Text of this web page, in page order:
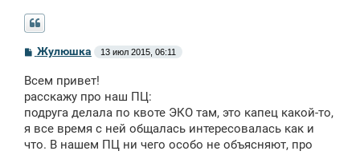
С
о
б
щ
н
и
Жулюшка 13 июл 2015, 06:11
Всем привет!
расскажу про наш ПЦ:
подруга делала по квоте ЭКО там, это капец какой-то,
я все время с ней общалась интересовалась как и
что. В нашем ПЦ ни чего особо не объясняют, про